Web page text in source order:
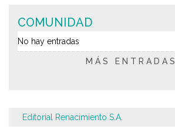
COMUNIDAD
No hay entradas
MÁS ENTRADAS
Editorial Renacimiento S.A.